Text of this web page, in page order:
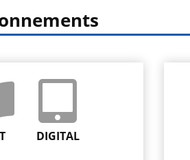
DIGITAL